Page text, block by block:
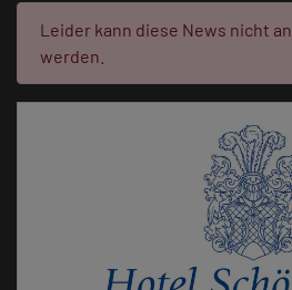
Fehler:
Leider kann diese News nicht
werden.